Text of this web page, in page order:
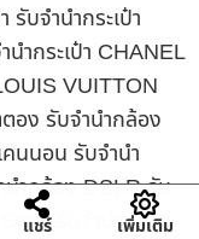
รับจำนำกระเป๋า
ำกระเป๋า CHANEL
VUITTON
ตอง รับจำนำกล้อง
นนอน รับจำนำ
ำกล้อง DSLR รับ
รับจำนำกล้อง
แชร์ เพิ่มเติม